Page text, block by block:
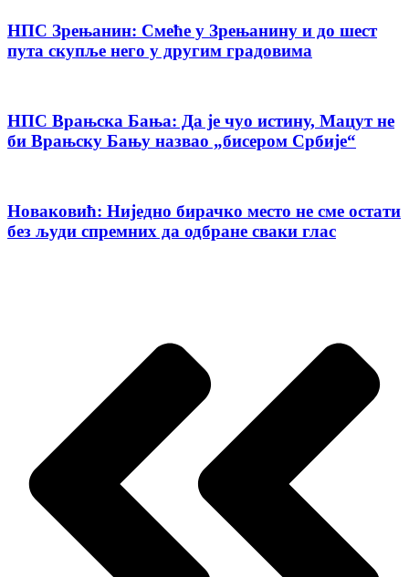
НПС Зрењанин: Смеће у Зрењанину и до шест
пута скупље него у другим градовима
НПС Врањска Бања: Да је чуо истину, Мацут не
би Врањску Бању назвао „бисером Србије“
Новаковић: Ниједно бирачко место не сме остати
без људи спремних да одбране сваки глас